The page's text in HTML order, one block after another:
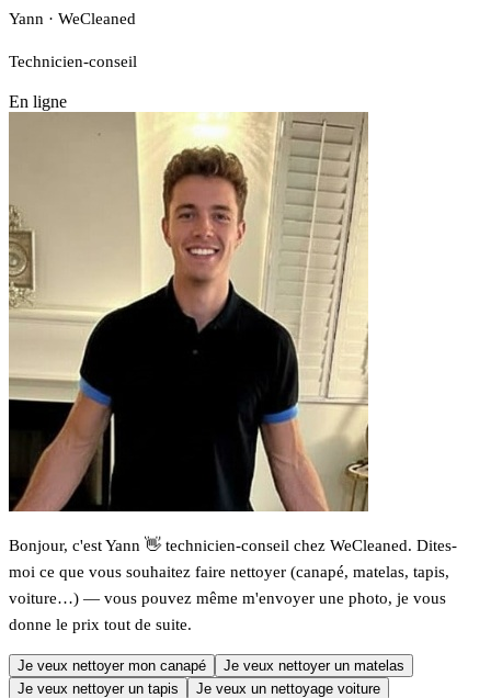
Yann · WeCleaned
Technicien-conseil
En ligne
Bonjour, c'est Yann 👋 technicien-conseil chez WeCleaned. Dites-
moi ce que vous souhaitez faire nettoyer (canapé, matelas, tapis,
voiture…) — vous pouvez même m'envoyer une photo, je vous
donne le prix tout de suite.
Je veux nettoyer mon canapé
Je veux nettoyer un matelas
Je veux nettoyer un tapis
Je veux un nettoyage voiture